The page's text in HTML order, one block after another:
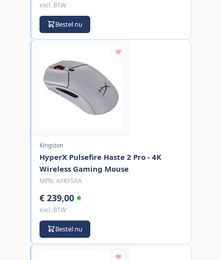
excl. BTW
Bestel nu
Kingston
HyperX Pulsefire Haste 2 Pro - 4K
Wireless Gaming Mouse
MPN: A1KY5AA
€ 239,00
excl. BTW
Bestel nu